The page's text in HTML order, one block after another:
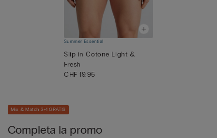
Summer Essential
Slip in Cotone Light &
Fresh
CHF 19.95
Mix & Match 3+1 GRATIS
Completa la promo